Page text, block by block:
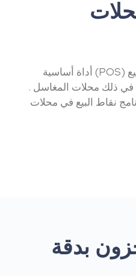
تعتبر برامج بنودي لنقاط البيع (POS) أداة أساسية
في ذلك محلات المغاسل .
نقاط البيع في محلات
بدقة